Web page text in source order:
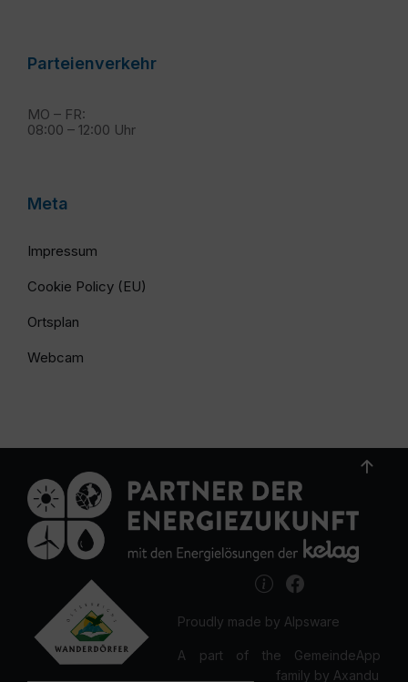
Parteienverkehr
MO – FR:
08:00 – 12:00 Uhr
Meta
Impressum
Cookie Policy (EU)
Ortsplan
Webcam
Proudly made by Alpsware
A part of the GemeindeApp
family by Axandu